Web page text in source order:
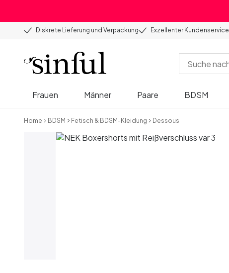
Diskrete Lieferung und Verpackung Exzellenter Kundenservice
Frauen Männer Paare BDSM
Home BDSM Fetisch & BDSM-Kleidung Dessous